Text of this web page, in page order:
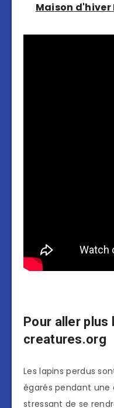
Maison d'hiver
Pour aller plus
creatures.org
Les lapins perdus
égarés pendant une
stressant de se